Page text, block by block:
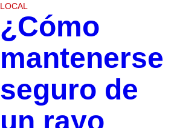
LOCAL
¿Cómo
mantenerse
seguro de
un rayo